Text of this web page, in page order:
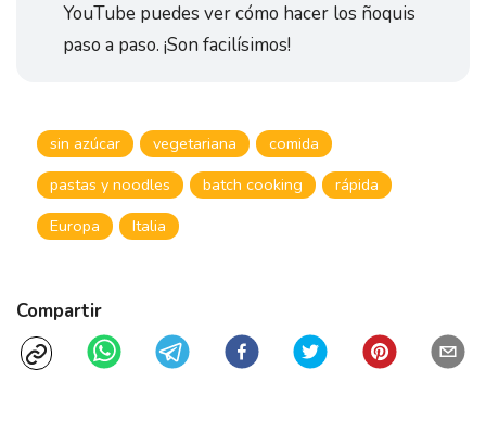
YouTube puedes ver cómo hacer los ñoquis
paso a paso. ¡Son facilísimos!
sin azúcar vegetariana
comida
pastas y noodles
batch cooking
rápida
Europa
Italia
Compartir